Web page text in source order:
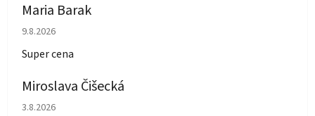
Maria Barak
Hodnotenie obchodu je 5 z 5 hviezdičiek.
9.8.2026
Super cena
Miroslava Čišecká
Hodnotenie obchodu je 1 z 5 hviezdičiek.
3.8.2026